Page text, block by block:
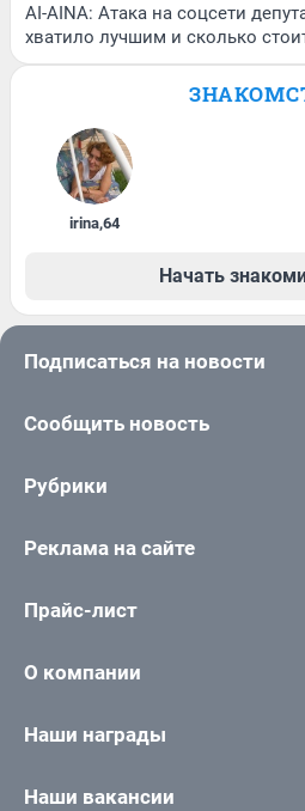
AI-AINA: Атака на соцсети
хватило лучшим и сколько
irina,64
Начать
Подписаться на новости
Сообщить новость
Рубрики
Реклама на сайте
Прайс-лист
О компании
Наши награды
Наши вакансии